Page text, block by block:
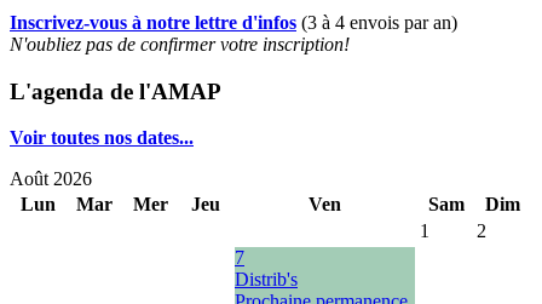
Inscrivez-vous à notre lettre d'infos (3 à 4 envois par an)
N'oubliez pas de confirmer votre inscription!
L'agenda de l'AMAP
Voir toutes nos dates...
Août 2026
Lun
Mar Mer Jeu Ven Sam
Dim
1
2
7
Distrib's